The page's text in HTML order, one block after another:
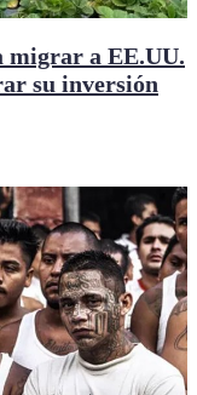
migrar a EE.UU.
su inversión